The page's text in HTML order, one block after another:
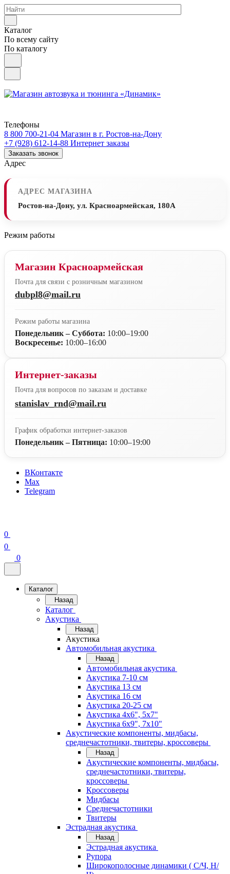
Каталог
По всему сайту
По каталогу
Телефоны
8 800 700-21-04 Магазин в г. Ростов-на-Дону
+7 (928) 612-14-88 Интернет заказы
Заказать звонок
Адрес
АДРЕС МАГАЗИНА
Ростов-на-Дону, ул. Красноармейская, 180А
Режим работы
Магазин Красноармейская
Почта для связи с розничным магазином
dubpl8@mail.ru
Режим работы магазина
Понедельник – Суббота: 10:00–19:00
Воскресенье: 10:00–16:00
Интернет-заказы
Почта для вопросов по заказам и доставке
stanislav_rnd@mail.ru
График обработки интернет-заказов
Понедельник – Пятница: 10:00–19:00
ВКонтакте
Max
Telegram
0
0
0
Каталог
Назад
Каталог
Акустика
Назад
Акустика
Автомобильная акустика
Назад
Автомобильная акустика
Акустика 7-10 см
Акустика 13 см
Акустика 16 см
Акустика 20-25 см
Акустика 4х6", 5х7"
Акустика 6х9", 7х10"
Акустические компоненты, мидбасы,
среднечастотники, твитеры, кроссоверы
Назад
Акустические компоненты, мидбасы,
среднечастотники, твитеры,
кроссоверы
Кроссоверы
Мидбасы
Среднечастотники
Твитеры
Эстрадная акустика
Назад
Эстрадная акустика
Рупора
Широкополосные динамики ( С/Ч, Н/